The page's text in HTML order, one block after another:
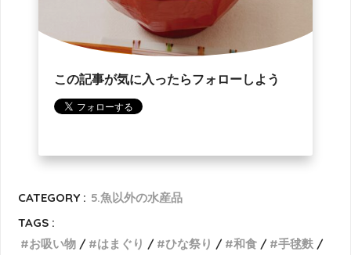
この記事が気に入ったらフォローしよう
CATEGORY : 5.魚以外の水産品
TAGS :
お吸い物
はまぐり ひな祭り 和食 手毬麩